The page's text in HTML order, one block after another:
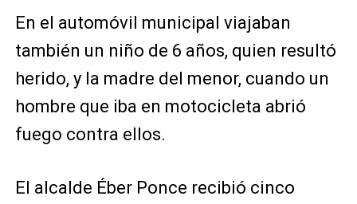
En el automóvil municipal viajaban
también un niño de 6 años, quien resultó
herido, y la madre del menor, cuando un
hombre que iba en motocicleta abrió
fuego contra ellos.
El alcalde Éber Ponce recibió cinco